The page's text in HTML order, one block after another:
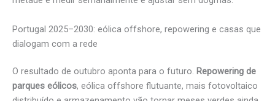
Portugal 2025–2030: eólica offshore, repowering e casas que
dialogam com a rede
O resultado de outubro aponta para o futuro. Repowering de
parques eólicos, eólica offshore flutuante, mais fotovoltaico